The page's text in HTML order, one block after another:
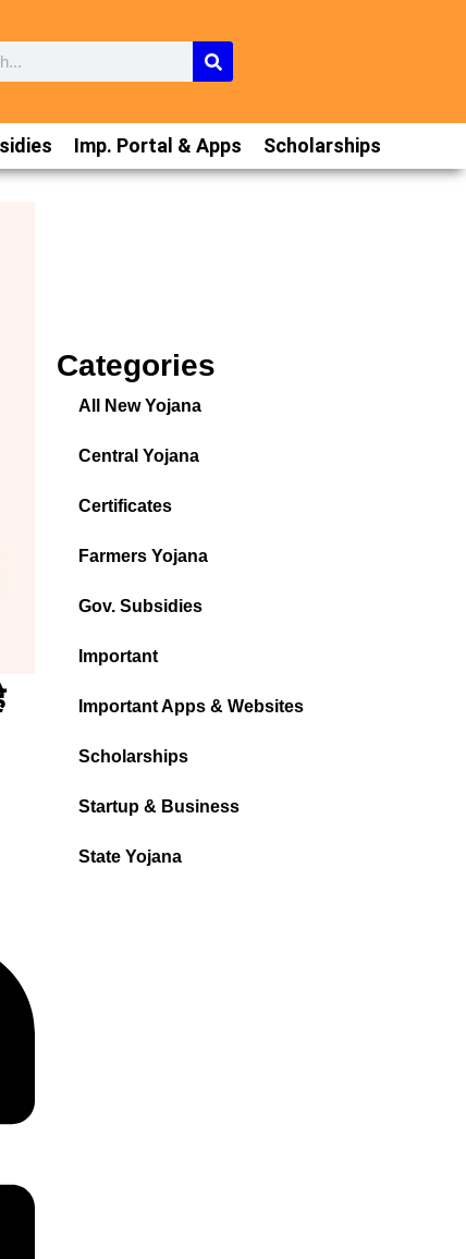
Imp. Portal & Apps Scholarships
Categories
All New Yojana
Central Yojana
Certificates
Farmers Yojana
Gov. Subsidies
Important
Important Apps & Websites
Scholarships
Startup & Business
State Yojana